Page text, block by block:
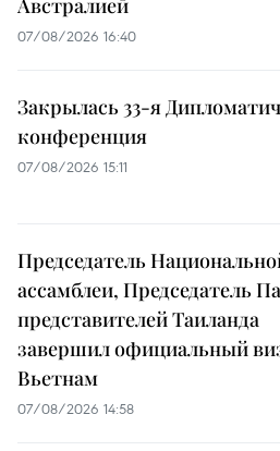
Австралией
07/08/2026 16:40
Закрылась 33-я
конференция
07/08/2026 15:11
Председатель
ассамблеи, Председатель
представителей Таиланда
завершил официальный
Вьетнам
07/08/2026 14:58